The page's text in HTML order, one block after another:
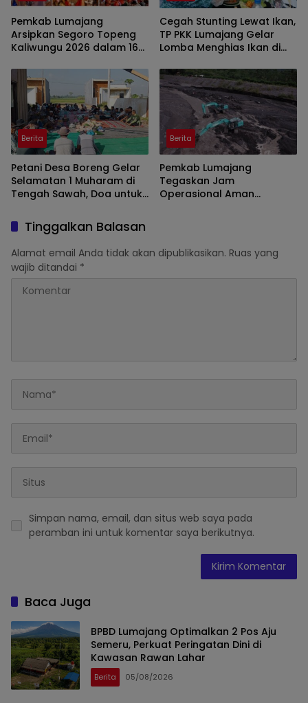
Pemkab Lumajang
Arsipkan Segoro Topeng
Kaliwungu 2026 dalam 160
Cegah Stunting Lewat Ikan,
TP PKK Lumajang Gelar
Lomba Menghias Ikan di
Berita
Petani Desa Boreng Gelar
Selamatan 1 Muharam di
Tengah Sawah, Doa untuk
Berita
Pemkab Lumajang
Tegaskan Jam
Operasional Aman
Tinggalkan Balasan
Alamat email Anda tidak akan dipublikasikan. Ruas yang
wajib ditandai *
Simpan nama, email, dan situs web saya pada
peramban ini untuk komentar saya berikutnya.
Baca Juga
BPBD Lumajang Optimalkan 2 Pos Aju
Semeru, Perkuat Peringatan Dini di
Kawasan Rawan Lahar
Berita 05/08/2026